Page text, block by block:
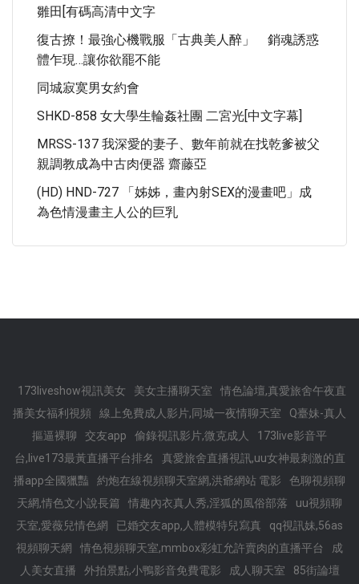
雛田[有碼高清中文字
復古撩！最強心機戰服「古典美人醉」 銷魂誘惑
體乍現…讓你欲罷不能
同城寂寞男女約會
SHKD-858 女大學生輪姦社團 二宮光[中文字幕]
MRSS-137 我深愛的妻子、數年前就在找乾爹被父
親調教成為中古肉便器 齋藤亞
(HD) HND-727 「姊姊，畫內射SEX的漫畫吧」成
為色情漫畫主人公的巨乳
173liveshow視訊美女 美女主播聊天室
情色論壇,真愛旅舍午夜直
播美女福利視頻
線上免費成人影片,同城一夜情聊天室
Q臺妹-真人
摳逼裸聊
交友app 偷錄視訊影片,微克成人
173live影音平
台,live173最黃直播平台排名
真愛旅舍直播視訊,uu女神最刺激的直
播app全國獵豔
約炮在線視頻聊天室網,洪爺網站 電影
色聊視頻聊
天網,情色文小說長篇
情趣內衣真人秀,淫狐的風俗部落
uu視頻聊
天室,愛薇兒情色網
已婚交友app,人體模特兒寫真
qq視訊妹,56as
視頻聊天網
情色視頻聊天室,mmbox彩虹允許賣肉的直播平台
成
人美女直播
外拍景點,小鴨影音免費電影 成人聊天室
85街論壇